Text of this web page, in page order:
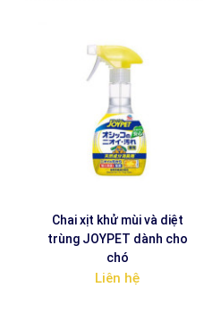
Chai xịt khử mùi và diệt
trùng JOYPET dành cho
chó
Liên hệ